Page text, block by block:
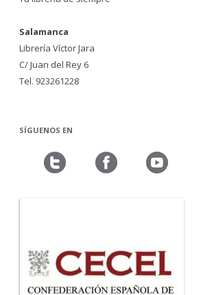
Salamanca
Librería Víctor Jara
C/ Juan del Rey 6
Tel. 923261228
SÍGUENOS EN